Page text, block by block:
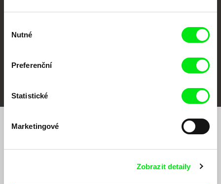
souhlasu
Nutné
Preferenční
Statistické
Marketingové
Zobrazit detaily
Chcete být pravidelně informováni o našem